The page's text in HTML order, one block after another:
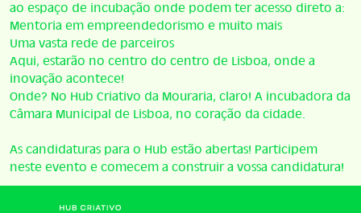
ao espaço de incubação onde podem ter acesso direto a:
Mentoria em empreendedorismo e muito mais
Uma vasta rede de parceiros
Aqui, estarão no centro do centro de Lisboa, onde a
inovação acontece!
Onde? No Hub Criativo da Mouraria, claro! A incubadora da
Câmara Municipal de Lisboa, no coração da cidade.
As candidaturas para o Hub estão abertas! Participem
neste evento e comecem a construir a vossa candidatura!